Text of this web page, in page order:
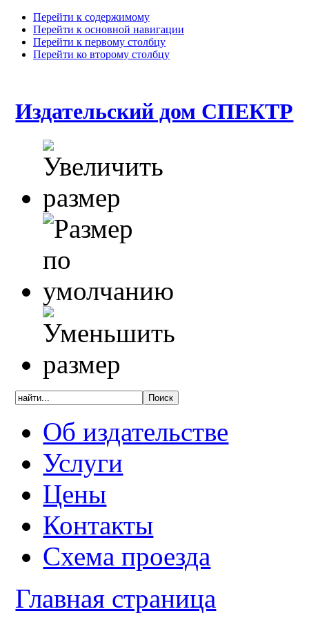
Перейти к содержимому
Перейти к основной навигации
Перейти к первому столбцу
Перейти ко второму столбцу
Издательский дом СПЕКТР
Об издательстве
Услуги
Цены
Контакты
Схема проезда
Главная страница